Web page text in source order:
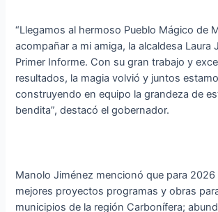
“Llegamos al hermoso Pueblo Mágico de
acompañar a mi amiga, la alcaldesa Laura
Primer Informe. Con su gran trabajo y
resultados, la magia volvió y juntos
construyendo en equipo la grandeza de
bendita”, destacó el gobernador.
Manolo Jiménez mencionó que para
mejores proyectos programas y obras
municipios de la región Carbonífera;